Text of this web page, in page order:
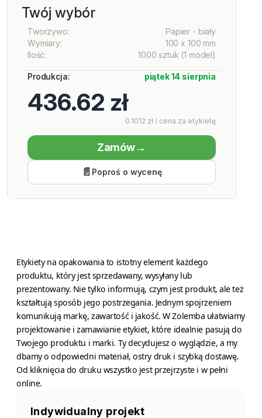
Wydrukować
Opcje dodatkowe
Services
Produkcja
Twój wybór
Tworzywo:
Papier - biały
Wymiary:
100 x 100 mm
Ilość:
1000 sztuk (1 model)
Produkcja: piątek 14 sierpnia
436.62 zł
0.1012 zł / cena za etykietę
Zamów
Poproś o wycenę
Etykiety na opakowania to istotny element każdego
produktu, który jest sprzedawany, wysyłany lub
prezentowany. Nie tylko informują, czym jest produkt, ale też
kształtują sposób jego postrzegania. Jednym spojrzeniem
komunikują markę, zawartość i jakość. W Zolemba ułatwiamy
projektowanie i zamawianie etykiet, które idealnie pasują do
Twojego produktu i marki. Ty decydujesz o wyglądzie, a my
dbamy o odpowiedni materiał, ostry druk i szybką dostawę.
Od kliknięcia do druku wszystko jest przejrzyste i w pełni
online.
Indywidualny projekt